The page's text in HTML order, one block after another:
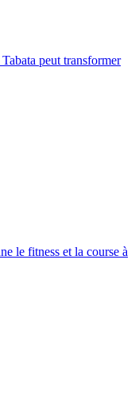
peut transformer
le fitness et la course à